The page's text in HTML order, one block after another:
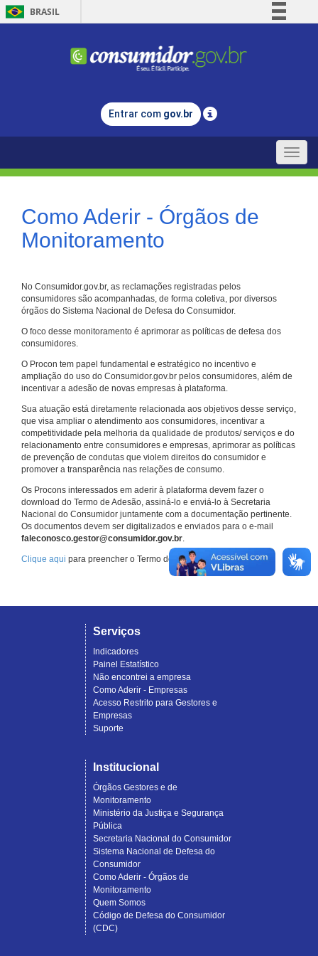
BRASIL
Comunica BR
Legislação
Entrar com gov.br
Toggle
Como Aderir - Órgãos de
Monitoramento
No Consumidor.gov.br, as reclamações registradas pelos
consumidores são acompanhadas, de forma coletiva, por diversos
órgãos do Sistema Nacional de Defesa do Consumidor.
O foco desse monitoramento é aprimorar as políticas de defesa dos
consumidores.
O Procon tem papel fundamental e estratégico no incentivo e
ampliação do uso do Consumidor.gov.br pelos consumidores, além de
incentivar a adesão de novas empresas à plataforma.
Sua atuação está diretamente relacionada aos objetivos desse serviço,
que visa ampliar o atendimento aos consumidores, incentivar a
competitividade pela melhoria da qualidade de produtos/ serviços e do
relacionamento entre consumidores e empresas, aprimorar as políticas
de prevenção de condutas que violem direitos do consumidor e
promover a transparência nas relações de consumo.
Os Procons interessados em aderir à plataforma devem fazer o
download do Termo de Adesão, assiná-lo e enviá-lo à Secretaria
Nacional do Consumidor juntamente com a documentação pertinente.
Os documentos devem ser digitalizados e enviados para o e-mail
faleconosco.gestor@consumidor.gov.br.
Clique aqui para preencher o Termo de Adesão.
Serviços
Indicadores
Painel Estatístico
Não encontrei a empresa
Como Aderir - Empresas
Acesso Restrito para Gestores e
Empresas
Suporte
Institucional
Órgãos Gestores e de
Monitoramento
Ministério da Justiça e Segurança
Pública
Secretaria Nacional do Consumidor
Sistema Nacional de Defesa do
Consumidor
Como Aderir - Órgãos de
Monitoramento
Quem Somos
Código de Defesa do Consumidor
(CDC)